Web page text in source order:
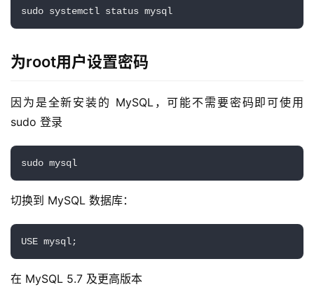
sudo systemctl status mysql
为root用户设置密码
因为是全新安装的 MySQL，可能不需要密码即可使用
sudo 登录
sudo mysql
切换到 MySQL 数据库：
USE mysql;
在 MySQL 5.7 及更高版本